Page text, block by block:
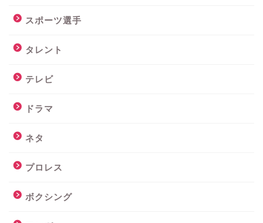
スポーツ選手
タレント
テレビ
ドラマ
ネタ
プロレス
ボクシング